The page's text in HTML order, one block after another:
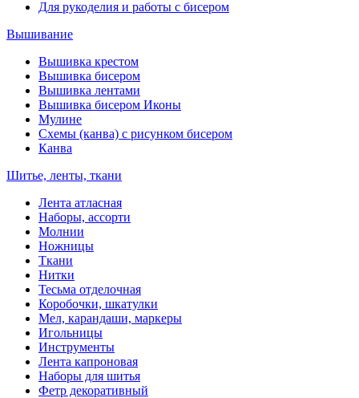
Для рукоделия и работы с бисером
Вышивание
Вышивка крестом
Вышивка бисером
Вышивка лентами
Вышивка бисером Иконы
Мулине
Схемы (канва) с рисунком бисером
Канва
Шитье, ленты, ткани
Лента атласная
Наборы, ассорти
Молнии
Ножницы
Ткани
Нитки
Тесьма отделочная
Коробочки, шкатулки
Мел, карандаши, маркеры
Игольницы
Инструменты
Лента капроновая
Наборы для шитья
Фетр декоративный